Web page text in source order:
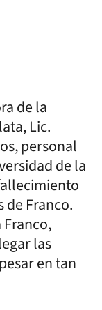
de la
Lic.
personal
de la
de Franco.
las
en tan